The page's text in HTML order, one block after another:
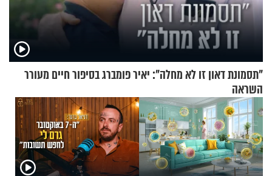
"תסמונת דאון זו לא מחלה": יאיר פומברג בסיפור חיים מעורר
השראה